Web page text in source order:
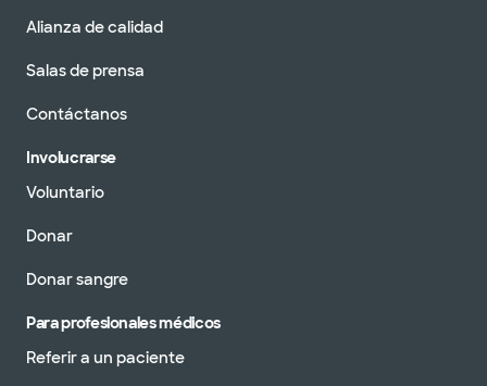
Alianza de calidad
Salas de prensa
Contáctanos
Involucrarse
Voluntario
Donar
Donar sangre
Para profesionales médicos
Referir a un paciente